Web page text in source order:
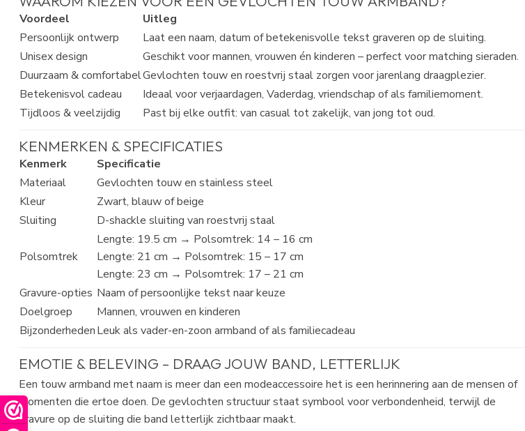
Voordeel
Uitleg
Persoonlijk ontwerp
Laat een naam, datum of betekenisvolle tekst graveren op de sluiting.
Unisex design
Geschikt voor mannen, vrouwen én kinderen – perfect voor matching sieraden.
Duurzaam & comfortabelGevlochten touw en roestvrij staal zorgen voor jarenlang draagplezier.
Betekenisvol cadeau
Ideaal voor verjaardagen, Vaderdag, vriendschap of als familiemoment.
Tijdloos & veelzijdig
Past bij elke outfit: van casual tot zakelijk, van jong tot oud.
KENMERKEN & SPECIFICATIES
Kenmerk
Specificatie
Materiaal
Gevlochten touw en stainless steel
Kleur
Zwart, blauw of beige
Sluiting
D-shackle sluiting van roestvrij staal
Polsomtrek
Lengte: 19.5 cm → Polsomtrek: 14 – 16 cm
Lengte: 21 cm → Polsomtrek: 15 – 17 cm
Lengte: 23 cm → Polsomtrek: 17 – 21 cm
Gravure-opties Naam of persoonlijke tekst naar keuze
Doelgroep
Mannen, vrouwen en kinderen
BijzonderhedenLeuk als vader-en-zoon armband of als familiecadeau
EMOTIE & BELEVING – DRAAG JOUW BAND, LETTERLIJK
Een touw armband met naam is meer dan een modeaccessoire het is een herinnering aan de mensen of
momenten die ertoe doen. De gevlochten structuur staat symbool voor verbondenheid, terwijl de
gravure op de sluiting die band letterlijk zichtbaar maakt.